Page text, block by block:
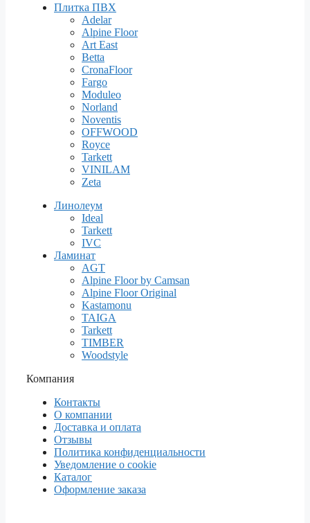
Плитка ПВХ
Adelar
Alpine Floor
Art East
Betta
CronaFloor
Fargo
Moduleo
Norland
Noventis
OFFWOOD
Royce
Tarkett
VINILAM
Zeta
Линолеум
Ideal
Tarkett
IVC
Ламинат
AGT
Alpine Floor by Camsan
Alpine Floor Original
Kastamonu
TAIGA
Tarkett
TIMBER
Woodstyle
Компания
Контакты
О компании
Доставка и оплата
Отзывы
Политика конфиденциальности
Уведомление о cookie
Каталог
Оформление заказа